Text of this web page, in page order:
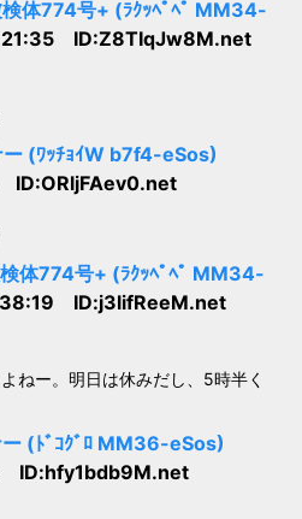
体774号+ (ﾗｸｯﾍﾟﾍﾟ MM34-
ID:Z8TIqJw8M.net
ー (ﾜｯﾁｮｲW b7f4-eSos)
体774号+ (ﾗｸｯﾍﾟﾍﾟ MM34-
ID:j3lifReeM.net
ねー。明日は休みだし、5時半く
(ﾄﾞｺｸﾞﾛ MM36-eSos)